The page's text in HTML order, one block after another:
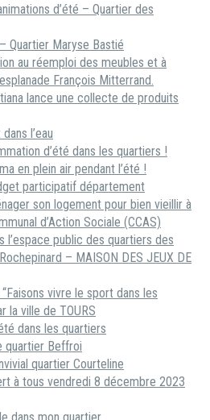
d’été – Quartier des
Quartier Maryse Bastié
au réemploi des meubles et à
François Mitterrand.
lance une collecte de produits
l’eau
d’été dans les quartiers !
en plein air pendant l’été !
participatif département
son logement pour bien vieillir à
d’Action Sociale (CCAS)
l’espace public des quartiers des
– MAISON DES JEUX DE
vivre le sport dans les
la ville de TOURS
dans les quartiers
quartier Beffroi
quartier Courteline
à tous vendredi 8 décembre 2023